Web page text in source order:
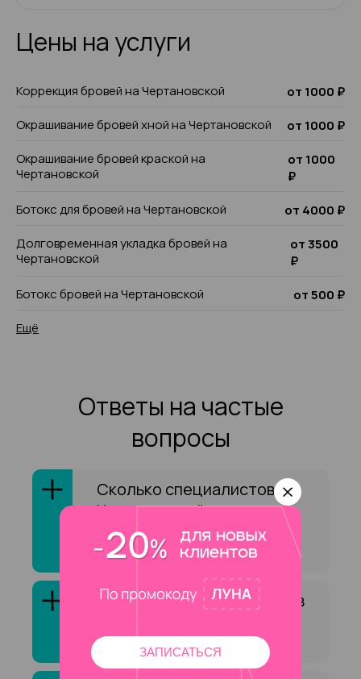
Цены на услуги
Коррекция бровей на Чертановской
от 1000 ₽
Окрашивание бровей хной на Чертановской
от 1000 ₽
Окрашивание бровей краской на
Чертановской
от 1000
₽
Ботокс для бровей на Чертановской
от 4000 ₽
Долговременная укладка бровей на
Чертановской
от 3500
₽
Ботокс бровей на Чертановской
от 500 ₽
Ещё
Ответы на частые
вопросы
Сколько специалистов на
Чертановской оказывают
услугу «Архитектура
бровей»?
Как выбрать специалиста в
бровей»?ЗАПИСАТЬСЯ